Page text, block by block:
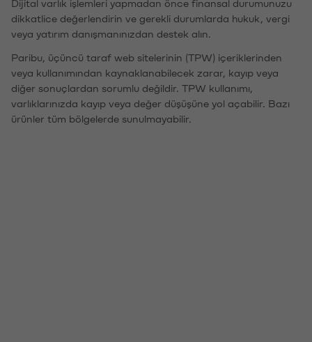
Dijital varlık işlemleri yapmadan önce finansal durumunuzu
dikkatlice değerlendirin ve gerekli durumlarda hukuk, vergi
veya yatırım danışmanınızdan destek alın.
Paribu, üçüncü taraf web sitelerinin (TPW) içeriklerinden
veya kullanımından kaynaklanabilecek zarar, kayıp veya
diğer sonuçlardan sorumlu değildir. TPW kullanımı,
varlıklarınızda kayıp veya değer düşüşüne yol açabilir. Bazı
ürünler tüm bölgelerde sunulmayabilir.